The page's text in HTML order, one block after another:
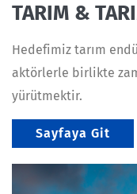
TARIM &
Hedefimiz tarım
aktörlerle birlikte
yürütmektir.
Sayfaya Git